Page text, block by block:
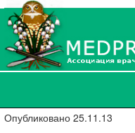
Опубликовано 25.11.13